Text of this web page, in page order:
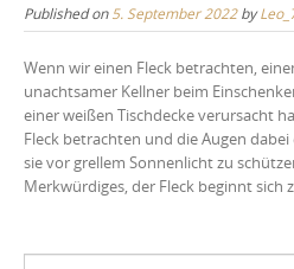
Published on5. September 2022by
Wenn wir einen Fleck betrachten,
unachtsamer Kellner beim
einer weißen Tischdecke verursacht
Fleck betrachten und die Augen
sie vor grellem Sonnenlicht zu
Merkwürdiges, der Fleck beginnt sich